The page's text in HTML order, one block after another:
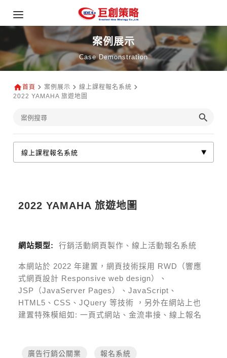
案例展示
Case Demonstration
首頁 案例展示
線上課程報名系統
2022 YAMAHA 旅遊地圖
2022 YAMAHA 旅遊地圖
網站類型: 行銷活動網頁製作、線上活動報名系統
本網站於 2022 年建置，網頁技術採用 RWD（響應
式網頁設計 Responsive web design）、
JSP（JavaServer Pages）、JavaScript、
HTML5、CSS、JQuery 等技術
，另外在網站上也
建置特殊模組如:一頁式網站、金流串接、線上報名
廣告行銷公關業 報名系統